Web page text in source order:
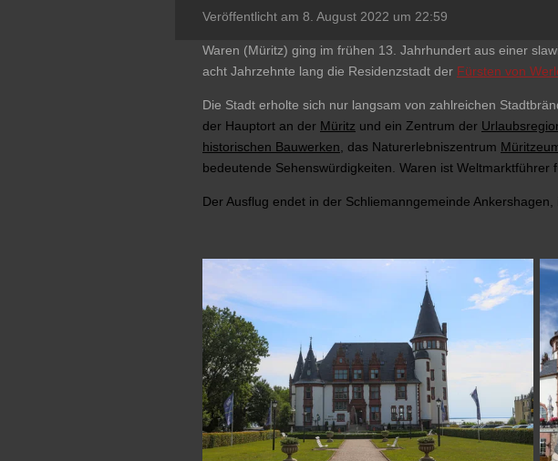
Veröffentlicht am 8. August 2022 um 22:59
Waren (Müritz) ging im frühen 13. Jahrhundert aus einer
acht Jahrzehnte lang die Residenzstadt der Fürsten von
Die Stadt erholte sich nur langsam von zahlreichen
der Hauptort an der Müritz und ein Zentrum der
historischen Bauwerken , das Naturerlebniszentrum
bedeutende Sehenswürdigkeiten. Waren ist Weltmarktführer
Der Ausflug endet in der Schliemanngemeinde